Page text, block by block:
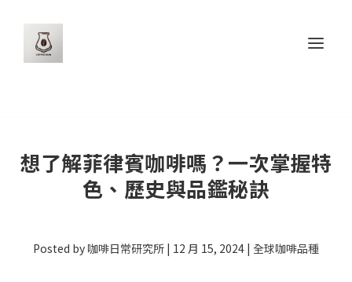
想了解菲律賓咖啡嗎？一次掌握特
色、歷史與品鑑秘訣
Posted by 咖啡日常研究所 | 12 月 15, 2024 | 全球咖啡品種